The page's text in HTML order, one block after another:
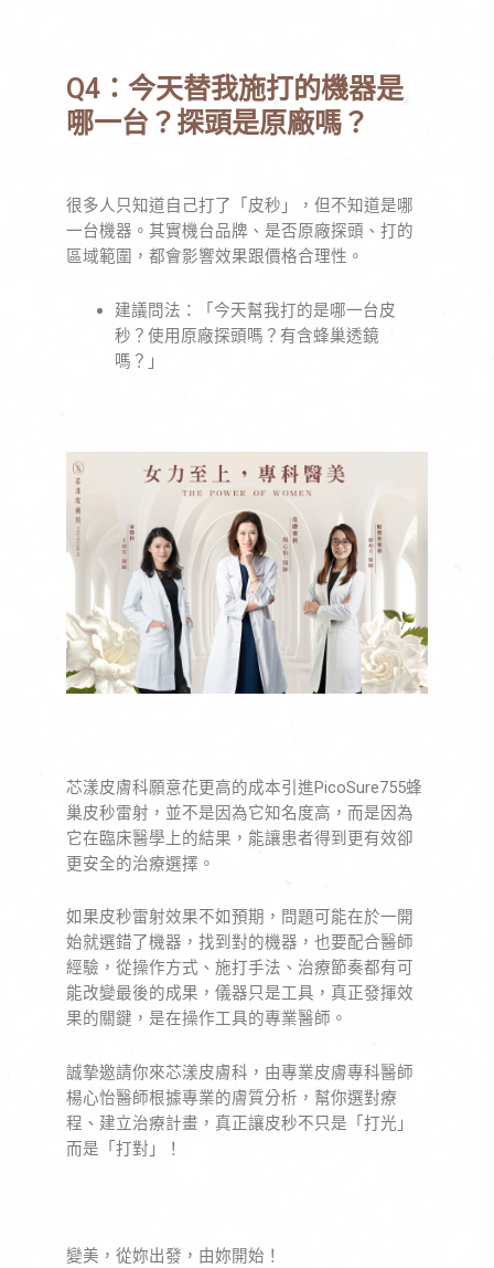
Q4：今天替我施打的機器是
哪一台？探頭是原廠嗎？
很多人只知道自己打了「皮秒」，但不知道是哪
一台機器。其實機台品牌、是否原廠探頭、打的
區域範圍，都會影響效果跟價格合理性。
建議問法：「今天幫我打的是哪一台皮
秒？使用原廠探頭嗎？有含蜂巢透鏡
嗎？」
芯漾皮膚科願意花更高的成本引進PicoSure755蜂
巢皮秒雷射，並不是因為它知名度高，而是因為
它在臨床醫學上的結果，能讓患者得到更有效卻
更安全的治療選擇。
如果皮秒雷射效果不如預期，問題可能在於一開
始就選錯了機器，找到對的機器，也要配合醫師
經驗，從操作方式、施打手法、治療節奏都有可
能改變最後的成果，儀器只是工具，真正發揮效
果的關鍵，是在操作工具的專業醫師。
誠摯邀請你來芯漾皮膚科，由專業皮膚專科醫師
楊心怡醫師根據專業的膚質分析，幫你選對療
程、建立治療計畫，真正讓皮秒不只是「打光」
而是「打對」！
變美，從妳出發，由妳開始！